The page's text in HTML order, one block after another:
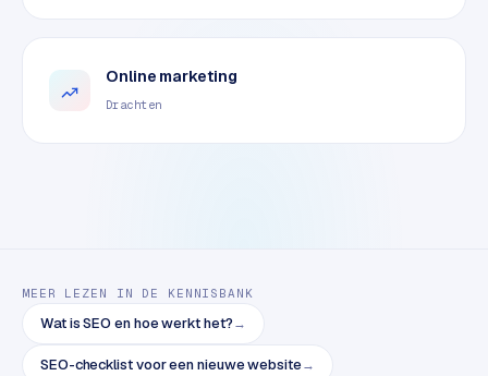
o
m
m
k
c
e
Online marketing
Drachten
MEER LEZEN IN DE KENNISBANK
Wat is SEO en hoe werkt het?→
SEO-checklist voor een nieuwe website→